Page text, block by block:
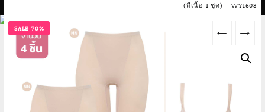
(สีเนื้อ 1 ชุด) – WY1608
SALE 70% ← →
Add to cart